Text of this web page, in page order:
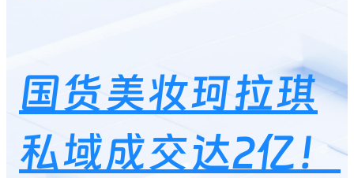
国货美妆珂拉琪
私域成交达2亿！